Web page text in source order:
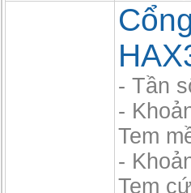
- Tần
-
Tem
-
Tem